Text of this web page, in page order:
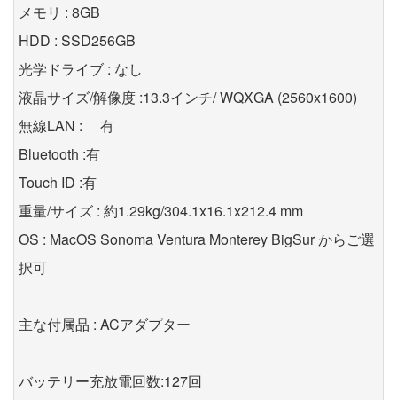
メモリ : 8GB
HDD : SSD256GB
光学ドライブ : なし
液晶サイズ/解像度 :13.3インチ/ WQXGA (2560x1600)
無線LAN : 有
Bluetooth :有
Touch ID :有
重量/サイズ : 約1.29kg/304.1x16.1x212.4 mm
OS : MacOS Sonoma Ventura Monterey BigSur からご選
択可
主な付属品 : ACアダプター
バッテリー充放電回数:127回